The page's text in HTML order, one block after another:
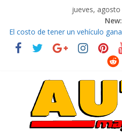
jueves, agosto
New:
El costo de tener un vehículo
decidir
Ultima película ‘Spider‑Man:
La Vuelta al Ecuador 2026,
La FEDAK recibe 12 Sinotruk